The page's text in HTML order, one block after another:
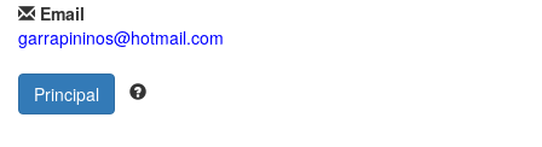
Email
garrapininos@hotmail.com
Principal